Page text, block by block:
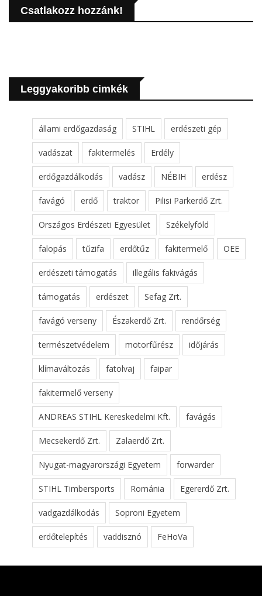
Csatlakozz hozzánk!
Leggyakoribb cimkék
állami erdőgazdaság STIHL erdészeti gép
vadászat fakitermelés Erdély
erdőgazdálkodás vadász NÉBIH erdész
favágó erdő traktor Pilisi Parkerdő Zrt.
Országos Erdészeti Egyesület Székelyföld
falopás tűzifa erdőtűz fakitermelő OEE
erdészeti támogatás illegális fakivágás
támogatás erdészet Sefag Zrt.
favágó verseny Északerdő Zrt. rendőrség
természetvédelem motorfűrész időjárás
klímaváltozás fatolvaj faipar
fakitermelő verseny
ANDREAS STIHL Kereskedelmi Kft. favágás
Mecsekerdő Zrt. Zalaerdő Zrt.
Nyugat-magyarországi Egyetem forwarder
STIHL Timbersports Románia Egererdő Zrt.
vadgazdálkodás Soproni Egyetem
erdőtelepítés vaddisznó FeHoVa